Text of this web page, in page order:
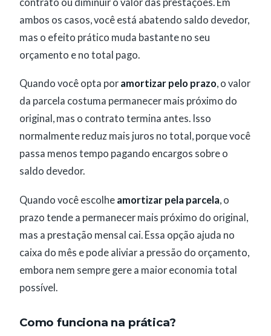
ambos os casos, você está abatendo saldo devedor,
mas o efeito prático muda bastante no seu
orçamento e no total pago.
Quando você opta por amortizar pelo prazo, o valor
da parcela costuma permanecer mais próximo do
original, mas o contrato termina antes. Isso
normalmente reduz mais juros no total, porque você
passa menos tempo pagando encargos sobre o
saldo devedor.
Quando você escolhe amortizar pela parcela, o
prazo tende a permanecer mais próximo do original,
mas a prestação mensal cai. Essa opção ajuda no
caixa do mês e pode aliviar a pressão do orçamento,
embora nem sempre gere a maior economia total
possível.
Como funciona na prática?